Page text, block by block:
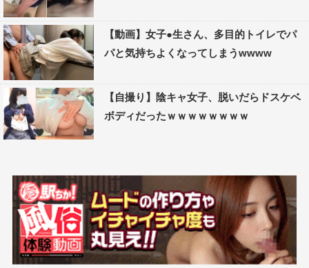
【動画】女子●生さん、多目的トイレでパ
パと気持ちよくなってしまうwwww
【自撮り】陰キャ女子、脱いだらドスケベ
ボディだったｗｗｗｗｗｗｗｗ